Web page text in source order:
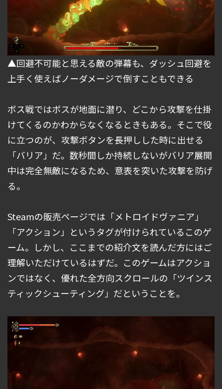
▲回避不可能と思える敵の弾幕も、ダッシュ回避を
上手く使えばノーダメージで倒すこともできる
ボス戦ではボスが地面に潜り、どこから攻撃を仕掛
けてくるのかわからなくなるときもある。そこで役
に立つのが、攻撃ボタンを長押しした時に出せる
「バリア」だ。数秒間しか持続しないがバリア展開
中は完全無敵になるため、意表を突いた攻撃を防げ
る。
Steamの販売ページでは「メトロイドヴァニア」
「アクション」というタグが付けられているこのゲ
ーム。しかし、ここまでの紹介文を読んだ方にはご
理解いただけているはずだ。このゲームはアクショ
ンではなく、優れた全方向スクロールの「ツインス
ティックシューティング」だということを。